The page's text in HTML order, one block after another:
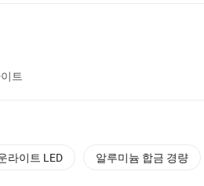
트
라이트 LED 알루미늄 합금 경량